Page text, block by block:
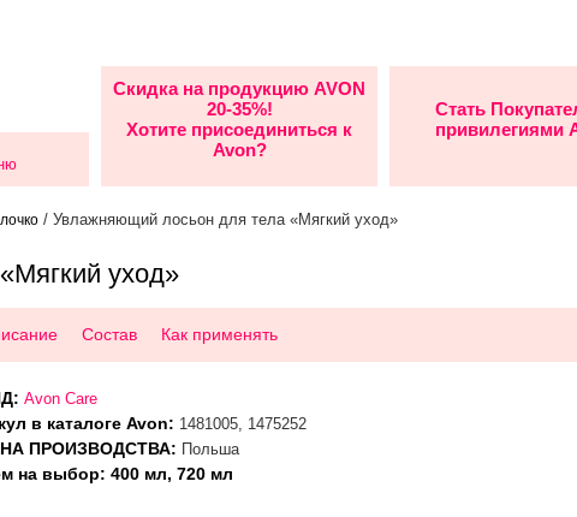
Скидка на продукцию AVON
20-35%!
Хотите присоединиться к
Avon?
Стать
привилегиями
/ Увлажняющий лосьон для тела «Мягкий уход»
уход»
Состав Как применять
Avon Care
в каталоге Avon: 1481005, 1475252
ПРОИЗВОДСТВА: Польша
на выбор: 400 мл, 720 мл